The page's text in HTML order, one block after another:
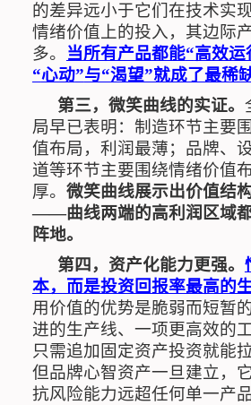
的差异远小于它们在技术实
情绪价值上的投入，其边际
多。 当所有产品都能“高效运
“心动”与“渴望”就成了最稀
第三，微笑曲线的实证。
局早已表明：制造环节主要
值布局，利润最薄；品牌、
道等环节主要围绕情绪价值
厚。 微笑曲线展示出价值结
——曲线两端的高利润区域
阵地。
第四，资产化能力更强。
本，而是投资回报率最高的
用价值的优势是脆弱而短暂
进的生产线、一项更高效的
只需追加固定资产投资就能
但品牌心智资产一旦建立，
抗风险能力远超任何单一产